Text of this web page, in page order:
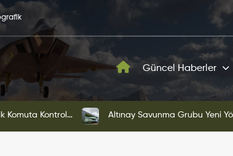
Güncel Haberler
Yeni Yönetim Yapısına Geçti